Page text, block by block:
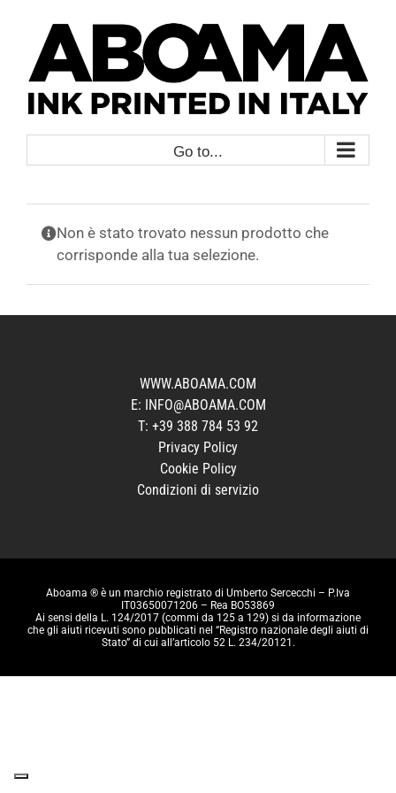
content
Go to...
Non è stato trovato nessun prodotto che
corrisponde alla tua selezione.
WWW.ABOAMA.COM
E: INFO@ABOAMA.COM
T: +39 388 784 53 92‬
Privacy Policy
Cookie Policy
Condizioni di servizio
Aboama ® è un marchio registrato di Umberto Sercecchi – P.Iva
IT03650071206 – Rea BO53869
Ai sensi della L. 124/2017 (commi da 125 a 129) si da informazione
che gli aiuti ricevuti sono pubblicati nel “Registro nazionale degli aiuti di
Stato” di cui all’articolo 52 L. 234/20121.